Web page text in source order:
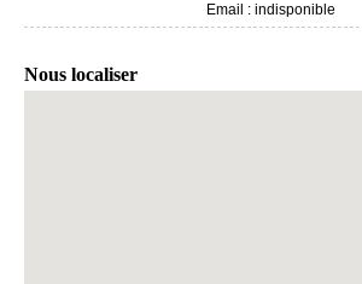
Email : indisponible
Nous localiser